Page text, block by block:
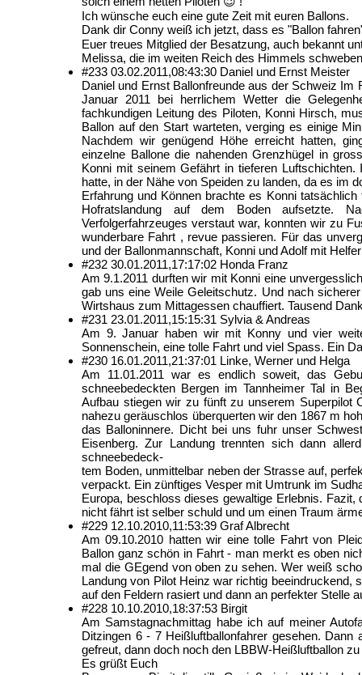
Ich wünsche euch eine gute Zeit mit euren Ballons.
Dank dir Conny weiß ich jetzt, dass es "Ballon
Euer treues Mitglied der Besatzung, auch bekannt
Melissa, die im weiten Reich des Himmels
#233 03.02.2011,08:43:30 Daniel und Ernst Meister
Daniel und Ernst Ballonfreunde aus der Schweiz
Januar 2011 bei herrlichem Wetter die
fachkundigen Leitung des Piloten, Konni Hirsch,
Ballon auf den Start warteten, verging es einige
Nachdem wir genügend Höhe erreicht hatten,
einzelne Ballone die nahenden Grenzhügel in
Konni mit seinem Gefährt in tieferen
hatte, in der Nähe von Speiden zu landen, da es im
Erfahrung und Können brachte es Konni
Hofratslandung auf dem Boden aufsetzte.
Verfolgerfahrzeuges verstaut war, konnten wir zu
wunderbare Fahrt , revue passieren. Für das
und der Ballonmannschaft, Konni und Adolf mit
#232 30.01.2011,17:17:02 Honda Franz
Am 9.1.2011 durften wir mit Konni eine
gab uns eine Weile Geleitschutz. Und nach
Wirtshaus zum Mittagessen chauffiert. Tausend
#231 23.01.2011,15:15:31 Sylvia & Andreas
Am 9. Januar haben wir mit Konny und vier
Sonnenschein, eine tolle Fahrt und viel Spass. Ein
#230 16.01.2011,21:37:01 Linke, Werner und Helga
Am 11.01.2011 war es endlich soweit, das
schneebedeckten Bergen im Tannheimer Tal in
Aufbau stiegen wir zu fünft zu unserem Superpilot
nahezu geräuschlos überquerten wir den 1867 m
das Balloninnere. Dicht bei uns fuhr unser
Eisenberg. Zur Landung trennten sich dann
schneebedeck-
tem Boden, unmittelbar neben der Strasse auf,
verpackt. Ein zünftiges Vesper mit Umtrunk im
Europa, beschloss dieses gewaltige Erlebnis.
nicht fährt ist selber schuld und um einen Traum
#229 12.10.2010,11:53:39 Graf Albrecht
Am 09.10.2010 hatten wir eine tolle Fahrt von
Ballon ganz schön in Fahrt - man merkt es oben
mal die GEgend von oben zu sehen. Wer weiß
Landung von Pilot Heinz war richtig beeindruckend,
auf den Feldern rasiert und dann an perfekter Stelle
#228 10.10.2010,18:37:53 Birgit
Am Samstagnachmittag habe ich auf meiner
Ditzingen 6 - 7 Heißluftballonfahrer gesehen.
gefreut, dann doch noch den LBBW-Heißluftballon
Es grüßt Euch